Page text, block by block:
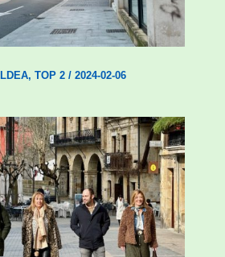
tasatuei buruzko lehen
du Durangok
, TOP 2/ 2024-02-06
gizarte-langileak